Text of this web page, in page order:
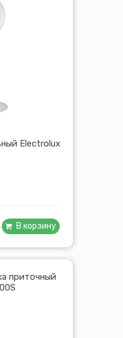
Electrolux
В корзину
приточный